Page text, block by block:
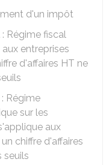
d'un impôt
: Régime fiscal
entreprises
d'affaires HT ne
: Régime
sur les
aux
chiffre d'affaires
seuils